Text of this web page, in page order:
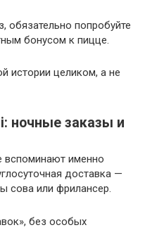
обязательно попробуйте
бонусом к пицце.
истории целиком, а не
ночные заказы и
вспоминают именно
доставка —
сова или фрилансер.
без особых